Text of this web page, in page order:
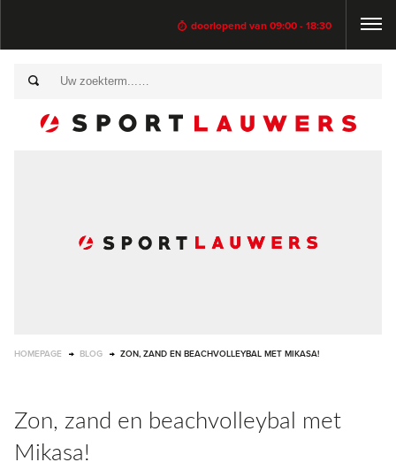
doorlopend van 09:00 - 18:30
HOMEPAGE BLOG ​ZON, ZAND EN BEACHVOLLEYBAL MET MIKASA!
​Zon, zand en beachvolleybal met
Mikasa!